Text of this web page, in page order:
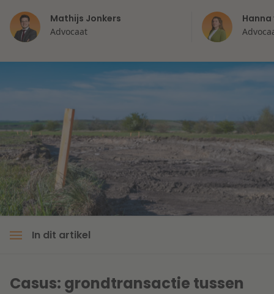
Onderwijs
Mathijs Jonkers
Advocaat
Hanna
In dit artikel
Casus: grondtransactie tussen